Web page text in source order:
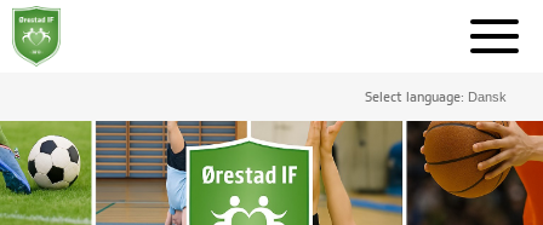
Select language: